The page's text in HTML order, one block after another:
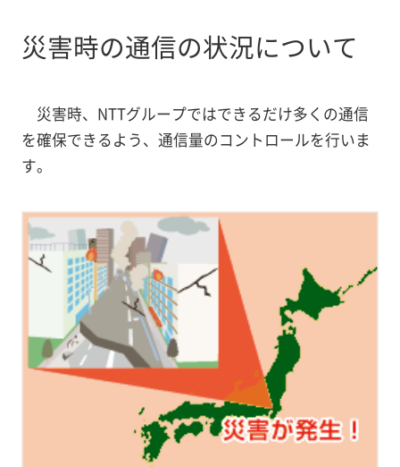
災害時の通信の状況について
災害時、NTTグループではできるだけ多くの通信
を確保できるよう、通信量のコントロールを行いま
す。